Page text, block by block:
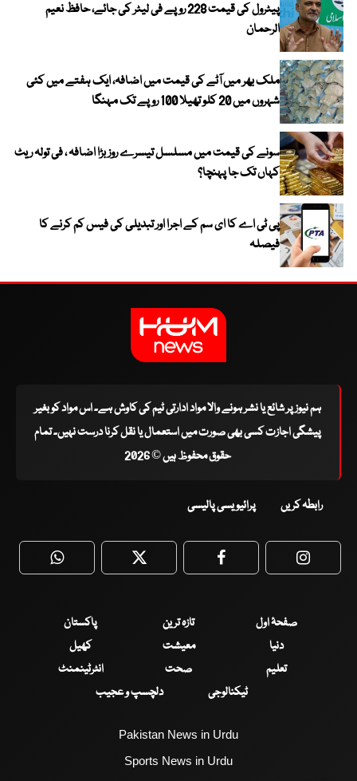
پیٹرول کی قیمت 228 روپے فی لیٹر کی جائے، حافظ نعیم
الرحمان
ملک بھر میں آٹے کی قیمت میں اضافہ، ایک ہفتے میں کئی
شہروں میں 20 کلو تھیلا 100 روپے تک مہنگا
سونے کی قیمت میں مسلسل تیسرے روز بڑا اضافہ ، فی تولہ ریٹ
کہاں تک جا پہنچا؟
پی ٹی اے کا ای سم کے اجرا اور تبدیلی کی فیس کم کرنے کا
فیصلہ
ہم نیوز پر شائع یا نشر ہونے والا مواد ادارتی ٹیم کی کاوش ہے۔ اس مواد کو بغیر
پیشگی اجازت کسی بھی صورت میں استعمال یا نقل کرنا درست نہیں۔ تمام
حقوق محفوظ ہیں © 2026
رابطہ کریں پرائیویسی پالیسی
WhatsApp Twitter Facebook
صفحۂ اول تازہ ترین
پاکستان
دنیا
معیشت
کھیل
تعلیم
صحت
انٹرٹینمنٹ
ٹیکنالوجی
دلچسپ و عجیب
Pakistan News in Urdu
Sports News in Urdu